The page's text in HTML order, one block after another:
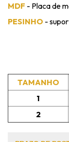
MDF - Placa de
PESINHO -
TAMANHO
1
2